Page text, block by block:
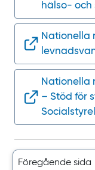
hälso- och
Nationella
Nationella
– Stöd för
Föregående sida